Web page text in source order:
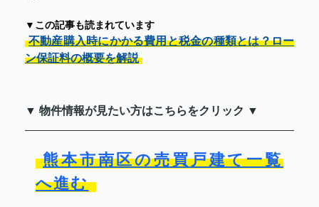
▼この記事も読まれています
不動産購入時にかかる費用と税金の種類とは？ロー
ン保証料の概要を解説
▼ 物件情報が見たい方はこちらをクリック ▼
熊本市南区の売買戸建て一覧
へ進む